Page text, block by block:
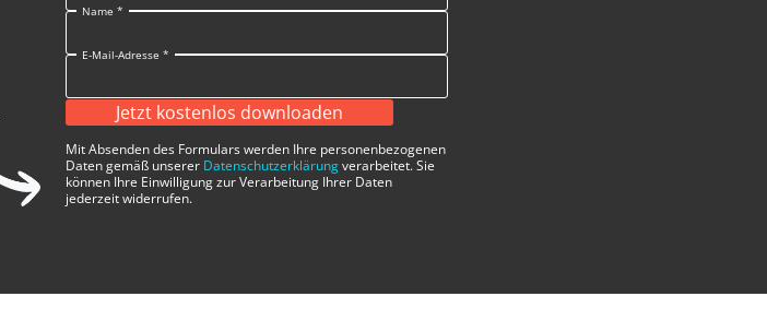
Name*
E-Mail-Adresse*
Jetzt kostenlos downloaden
Mit Absenden des Formulars werden Ihre personenbezogenen
Daten gemäß unserer Datenschutzerklärungverarbeitet. Sie
können Ihre Einwilligung zur Verarbeitung Ihrer Daten
jederzeit widerrufen.